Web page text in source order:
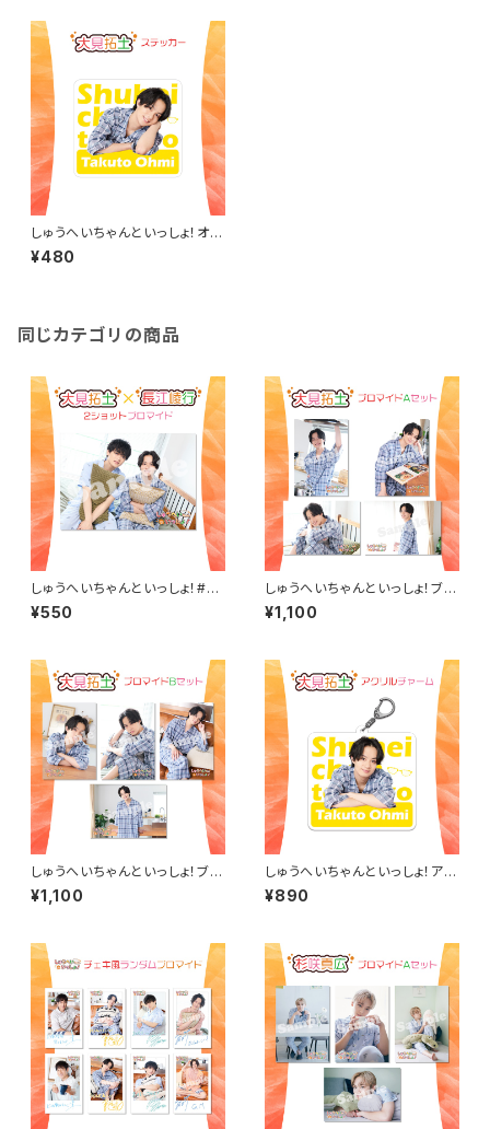
しゅうへいちゃんといっしょ！オリ
ジナルステッカー（大見拓土）
¥480
同じカテゴリの商品
しゅうへいちゃんといっしょ！#3
2ショット2L判ブロマイド（大見
拓土＆長江崚行）
¥550
しゅうへいちゃんといっしょ！ブロ
マイドA（大見拓土）
¥1,100
しゅうへいちゃんといっしょ！ブロ
マイドB（大見拓土）
¥1,100
しゅうへいちゃんといっしょ！アク
リルチャーム（大見拓土）
¥890